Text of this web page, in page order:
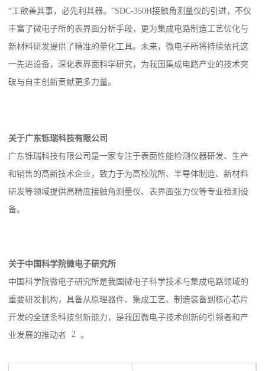
“工欲善其事，必先利其器。”SDC-350H接触角测量仪的引进，不仅
丰富了微电子所的表界面分析手段，更为集成电路制造工艺优化与
新材料研发提供了精准的量化工具。未来，微电子所将持续依托这
一先进设备，深化表界面科学研究，为我国集成电路产业的技术突
破与自主创新贡献更多力量。
关于广东铄瑞科技有限公司
广东铄瑞科技有限公司是一家专注于表面性能检测仪器研发、生产
和销售的高新技术企业，致力于为高校院所、半导体制造、新材料
研发等领域提供高精度接触角测量仪、表界面张力仪等专业检测设
备。
关于中国科学院微电子研究所
中国科学院微电子研究所是我国微电子科学技术与集成电路领域的
重要研发机构，具备从原理器件、集成工艺、制造装备到核心芯片
开发的全链条科技创新能力，是我国微电子技术创新的引领者和产
业发展的推动者 2 。